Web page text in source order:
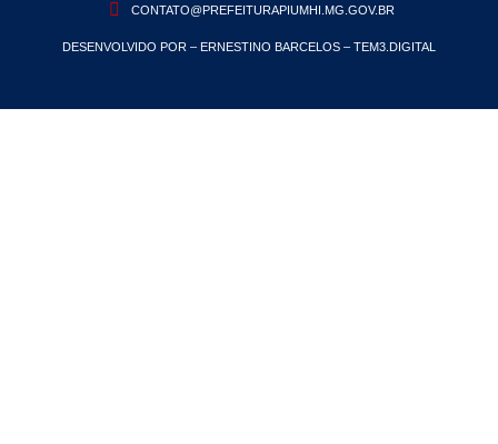
CONTATO@PREFEITURAPIUMHI.MG.GOV.BR
DESENVOLVIDO POR – ERNESTINO BARCELOS – TEM3.DIGITAL